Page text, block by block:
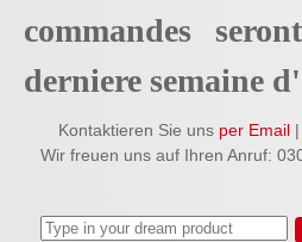
commandes
derniere semaine
Kontaktieren Sie uns per Email|
Wir freuen uns auf Ihren Anruf: